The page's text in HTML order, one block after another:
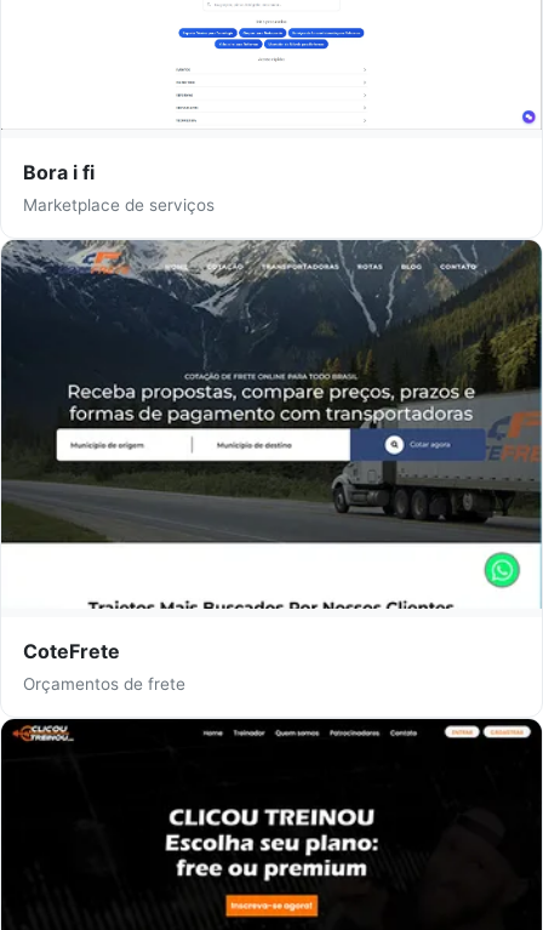
Bora i fi
Marketplace de serviços
CoteFrete
Orçamentos de frete